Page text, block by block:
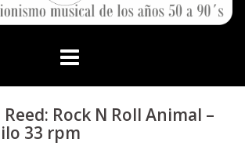
Reed: Rock N Roll Animal –
33 rpm